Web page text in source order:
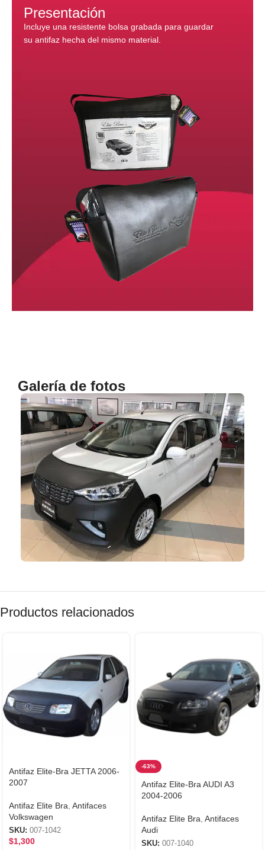
Presentación
Incluye una resistente bolsa grabada para guardar
su antifaz hecha del mismo material.
Galería de fotos
Productos relacionados
Antifaz Elite-Bra JETTA 2006-
2007
Antifaz Elite Bra Antifaces
Volkswagen
SKU: 007-1042
$1,300
-63%
Antifaz Elite-Bra AUDI A3
2004-2006
Antifaz Elite Bra Antifaces
Audi
SKU: 007-1040